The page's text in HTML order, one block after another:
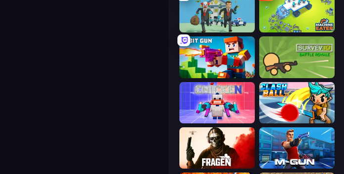
Bank Heist Machine Eater
Bit Gun.io Survev.io
Chicken CS ClashBall.io
Fragen Muscle Gun.IO